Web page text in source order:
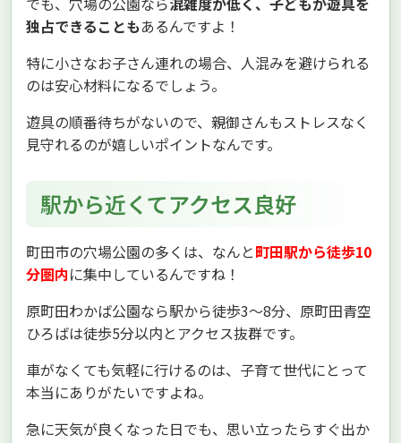
独占できることもあるんですよ！
特に小さなお子さん連れの場合、人混みを避けられる
のは安心材料になるでしょう。
遊具の順番待ちがないので、親御さんもストレスなく
見守れるのが嬉しいポイントなんです。
駅から近くてアクセス良好
町田市の穴場公園の多くは、なんと町田駅から徒歩10
分圏内に集中しているんですね！
原町田わかば公園なら駅から徒歩3〜8分、原町田青空
ひろばは徒歩5分以内とアクセス抜群です。
車がなくても気軽に行けるのは、子育て世代にとって
本当にありがたいですよね。
急に天気が良くなった日でも、思い立ったらすぐ出か